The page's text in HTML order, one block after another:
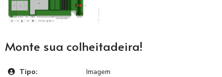
Monte sua colheitadeira!
Tipo:
Imagem